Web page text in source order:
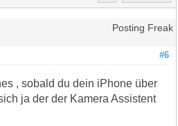
Posting Freak
#6
, sobald du dein iPhone über
ja der der Kamera Assistent